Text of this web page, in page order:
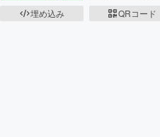
埋め込み
QRコード